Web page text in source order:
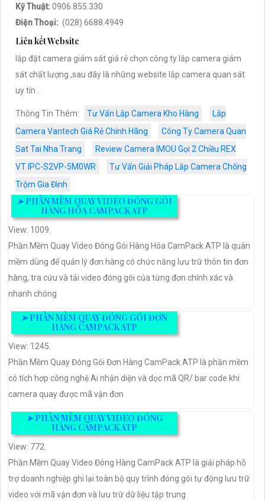
Kỹ Thuật: 0906.855.330
Điện Thoại: (028) 6688.4949
Liên kết Website
lắp đặt camera giám sát giá rẻ chọn công ty lắp camera giám
sát chất lượng ,sau đây là những website lắp camera quan sát
uy tín .
Thông Tin Thêm: Tư Vấn Lắp Camera Kho Hàng
Lắp
Camera Vantech Giá Rẻ Chính Hãng
Công Ty Camera Quan
Sat Tai Nha Trang
Review Camera IMOU Gọi 2 Chiều REX
VT IPC-S2VP-5M0WR
Tư Vấn Giải Pháp Lắp Camera Chống
Trộm Gia Đình
➤PHẦN MỀM QUAY VIDEO ĐÓNG GÓI
HÀNG HÓA CAMPACK ATP
View: 1009.
Phần Mềm Quay Video Đóng Gói Hàng Hóa CamPack ATP là quàn
mềm dùng để quản lý đơn hàng có chức năng lưu trữ thôn tin đơn
hàng, tra cứu và tải video đóng gói của từng đơn chính xác và
nhanh chóng
➤PHẦN MỀM QUAY ĐÓNG GÓI ĐƠN
HÀNG CAMPACK ATP
View: 1245.
Phần Mềm Quay Đóng Gói Đơn Hàng CamPack ATP là phần mềm
có tích hợp công nghệ Ai nhận diện và dọc mã QR/ bar code khi
camera quay được mã vận đơn
➤PHẦN MỀM QUAY VIDEO ĐÓNG
HÀNG CAMPACK ATP
View: 772.
Phần Mềm Quay Video Đóng Hàng CamPack ATP là giải pháp hỗ
trợ doanh nghiệp ghi lại toàn bộ quy trình đóng gói tự động lưu trữ
video với mã vận đơn và lưu trữ dữ liệu tập trung